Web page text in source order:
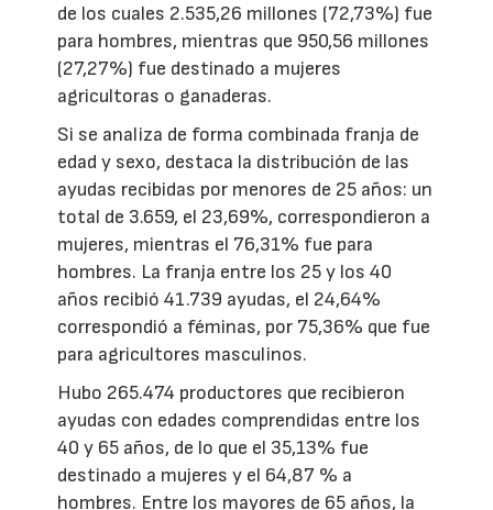
de los cuales 2.535,26 millones (72,73%) fue
para hombres, mientras que 950,56 millones
(27,27%) fue destinado a mujeres
agricultoras o ganaderas.
Si se analiza de forma combinada franja de
edad y sexo, destaca la distribución de las
ayudas recibidas por menores de 25 años: un
total de 3.659, el 23,69%, correspondieron a
mujeres, mientras el 76,31% fue para
hombres. La franja entre los 25 y los 40
años recibió 41.739 ayudas, el 24,64%
correspondió a féminas, por 75,36% que fue
para agricultores masculinos.
Hubo 265.474 productores que recibieron
ayudas con edades comprendidas entre los
40 y 65 años, de lo que el 35,13% fue
destinado a mujeres y el 64,87 % a
hombres. Entre los mayores de 65 años, la